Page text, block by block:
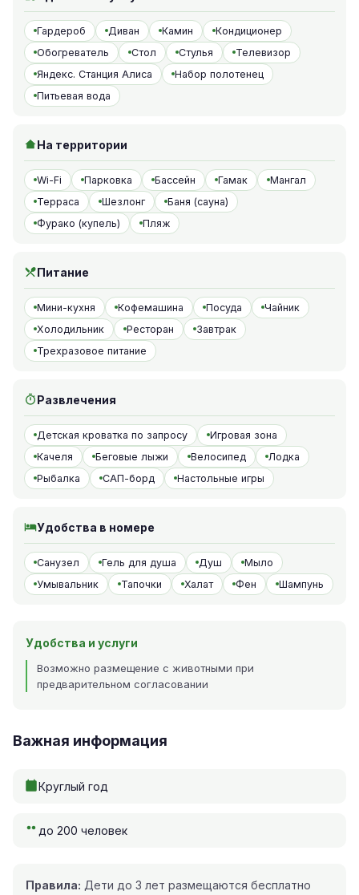
Гардероб Диван Камин
Кондиционер
Обогреватель
Стол Стулья
Телевизор
Яндекс. Станция Алиса
Набор полотенец
Питьевая вода
На территории
Wi-Fi Парковка Бассейн Гамак
Мангал
Терраса
Шезлонг
Баня (сауна)
Фурако (купель)
Пляж
Питание
Мини-кухня Кофемашина Посуда
Чайник
Холодильник
Ресторан
Завтрак
Трехразовое питание
Развлечения
Детская кроватка по запросу
Игровая зона
Качеля
Беговые лыжи Велосипед
Лодка
Рыбалка
САП-борд Настольные игры
Удобства в номере
Санузел Гель для душа Душ
Мыло
Умывальник
Тапочки Халат Фен Шампунь
Удобства и услуги
Возможно размещение с животными при
предварительном согласовании
Важная информация
Круглый год
до 200 человек
Правила: Дети до 3 лет размещаются бесплатно